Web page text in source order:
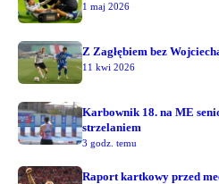
1 maj 2026
Z Zagłębiem bez
11 kwi 2026
Karbownik 18. na ME
strzelaniem
3 godz. temu
Raport kartkowy przed